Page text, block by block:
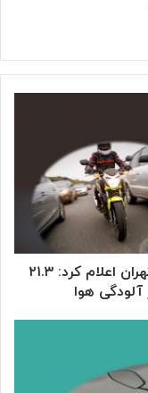
رئیس کمسیون سلامت شورای شهر تهران اعلام کرد: ۲۱.۳
هوا